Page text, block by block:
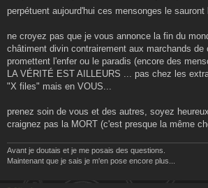
perpétuent aujourd'hui ces mensonges le sauront
ne croyez pas que je vous annonce la fin du
châtiment divin contrairement aux marchands de
promettent l'enfer ou le paradis (encore des
LA VÉRITÉ EST AILLEURS ... pas chez les
"X files" mais en VOUS...
prenez soin de vous et des autres, soyez
craignez pas la MORT (c'est presque la même
Avant je doutais et je me posais des questions.
Maintenant que je sais je m'en pose encore plus...